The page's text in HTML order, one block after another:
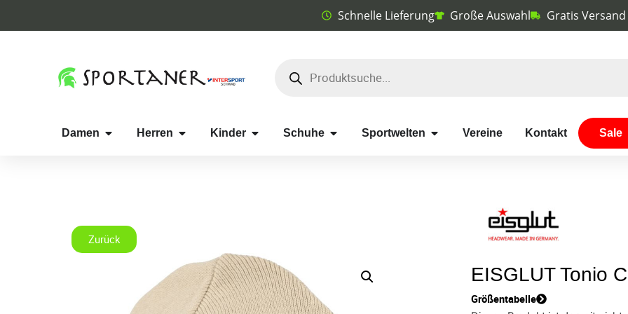
Schnelle Lieferung Große Auswahl Gratis
Damen Herren Kinder Schuhe Sportwelten Vereine Kontakt Sale
Zurück
EISGLUT Tonio
Größentabelle